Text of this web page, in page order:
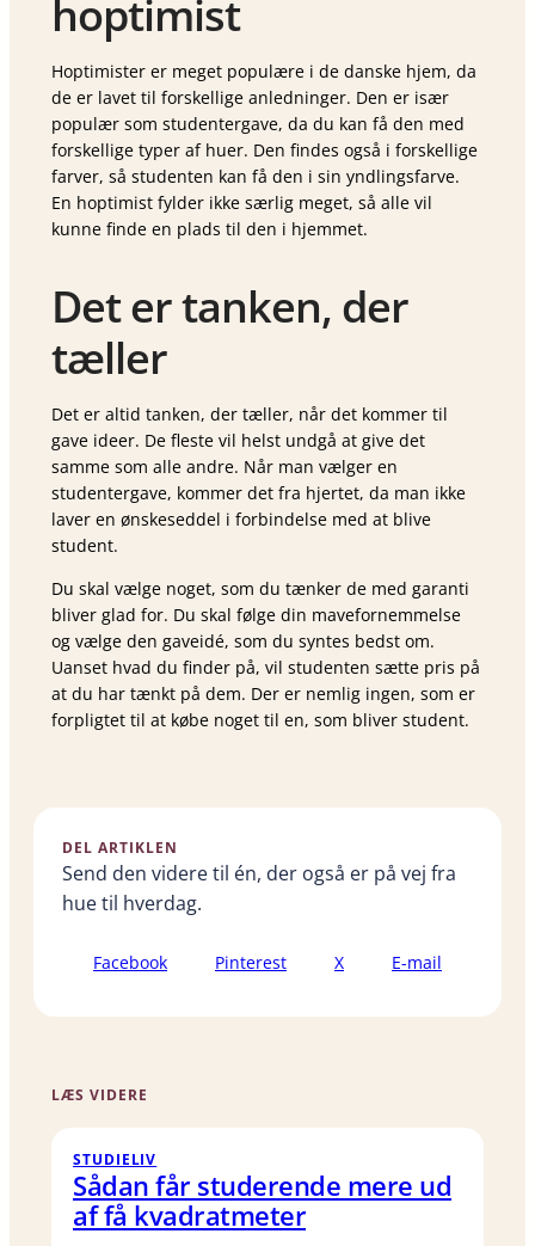
hoptimist
Hoptimister er meget populære i de danske hjem, da
de er lavet til forskellige anledninger. Den er især
populær som studentergave, da du kan få den med
forskellige typer af huer. Den findes også i forskellige
farver, så studenten kan få den i sin yndlingsfarve.
En hoptimist fylder ikke særlig meget, så alle vil
kunne finde en plads til den i hjemmet.
Det er tanken, der
tæller
Det er altid tanken, der tæller, når det kommer til
gave ideer. De fleste vil helst undgå at give det
samme som alle andre. Når man vælger en
studentergave, kommer det fra hjertet, da man ikke
laver en ønskeseddel i forbindelse med at blive
student.
Du skal vælge noget, som du tænker de med garanti
bliver glad for. Du skal følge din mavefornemmelse
og vælge den gaveidé, som du syntes bedst om.
Uanset hvad du finder på, vil studenten sætte pris på
at du har tænkt på dem. Der er nemlig ingen, som er
forpligtet til at købe noget til en, som bliver student.
DEL ARTIKLEN
Send den videre til én, der også er på vej fra
hue til hverdag.
Facebook Pinterest X E-mail
LÆS VIDERE
STUDIELIV
Sådan får studerende mere ud
af få kvadratmeter